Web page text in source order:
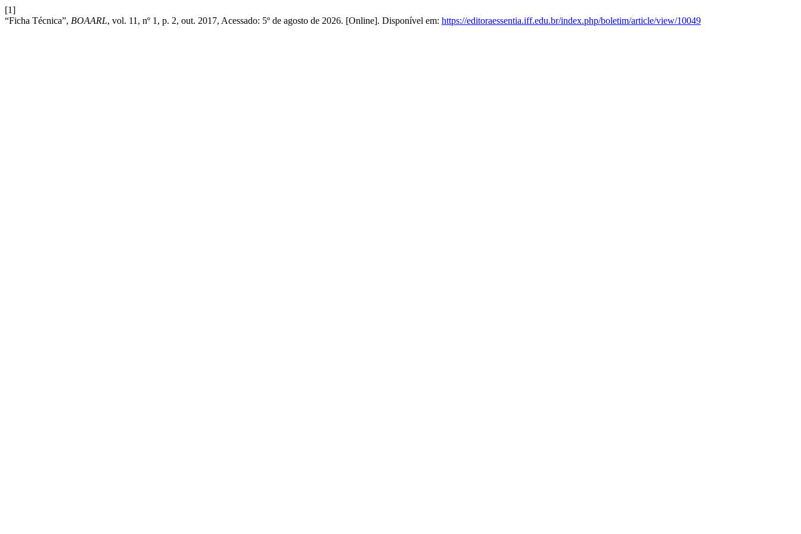
[1]
“Ficha Técnica”, BOAARL, vol. 11, nº 1, p. 2, out. 2017, Acessado: 5º de agosto de 2026. [Online]. Disponível em: https://editoraessentia.iff.edu.br/index.php/boletim/article/view/10049